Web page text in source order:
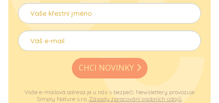
CHCI NOVINKY
Vaše e-mailová adresa je u nás v bezpečí. Newslettery provozuje
Simply Nature s.r.o. Zásady zpracování osobních údajů